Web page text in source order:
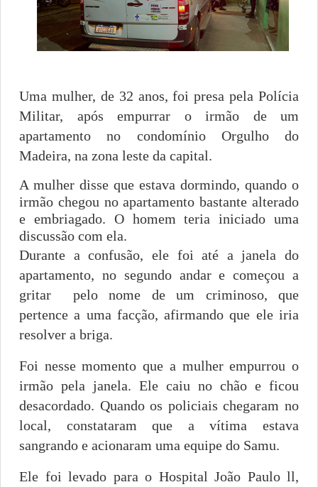
Uma mulher, de 32 anos, foi presa pela Polícia
Militar, após empurrar o irmão de um
apartamento no condomínio Orgulho do
Madeira, na zona leste da capital.
A mulher disse que estava dormindo, quando o
irmão chegou no apartamento bastante alterado
e embriagado. O homem teria iniciado uma
discussão com ela.
Durante a confusão, ele foi até a janela do
apartamento, no segundo andar e começou a
gritar pelo nome de um criminoso, que
pertence a uma facção, afirmando que ele iria
resolver a briga.
Foi nesse momento que a mulher empurrou o
irmão pela janela. Ele caiu no chão e ficou
desacordado. Quando os policiais chegaram no
local, constataram que a vítima estava
sangrando e acionaram uma equipe do Samu.
Ele foi levado para o Hospital João Paulo ll,